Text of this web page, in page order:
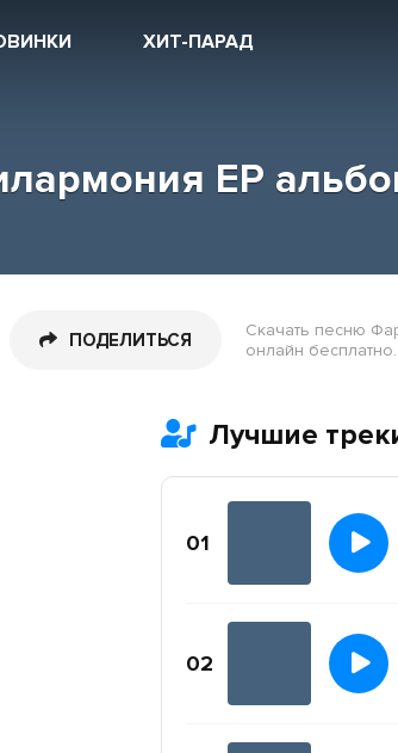
ХИТ-ПАРАД
ЕP
ПОДЕЛИТЬСЯ
Скачать песню
онлайн бесплатно.
Лучшие
01
02